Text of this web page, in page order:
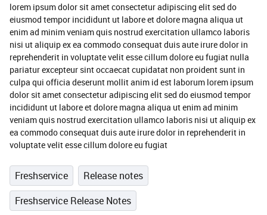
lorem ipsum dolor sit amet consectetur adipiscing elit sed do
eiusmod tempor incididunt ut labore et dolore magna aliqua ut
enim ad minim veniam quis nostrud exercitation ullamco laboris
nisi ut aliquip ex ea commodo consequat duis aute irure dolor in
reprehenderit in voluptate velit esse cillum dolore eu fugiat nulla
pariatur excepteur sint occaecat cupidatat non proident sunt in
culpa qui officia deserunt mollit anim id est laborum lorem ipsum
dolor sit amet consectetur adipiscing elit sed do eiusmod tempor
incididunt ut labore et dolore magna aliqua ut enim ad minim
veniam quis nostrud exercitation ullamco laboris nisi ut aliquip ex
ea commodo consequat duis aute irure dolor in reprehenderit in
voluptate velit esse cillum dolore eu fugiat
Freshservice
Release notes
Freshservice Release Notes